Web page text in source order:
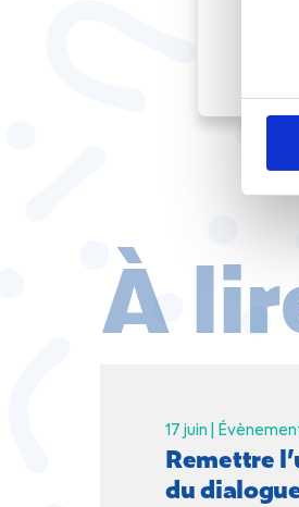
À
17 juin |
Remettre
du